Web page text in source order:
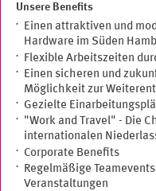
Unsere Benefits
Einen attraktiven und
Hardware im Süden
Flexible Arbeitszeiten
Einen sicheren und
Möglichkeit zur
Gezielte
"Work and Travel" - Die
internationalen
Corporate Benefits
Regelmäßige
Veranstaltungen